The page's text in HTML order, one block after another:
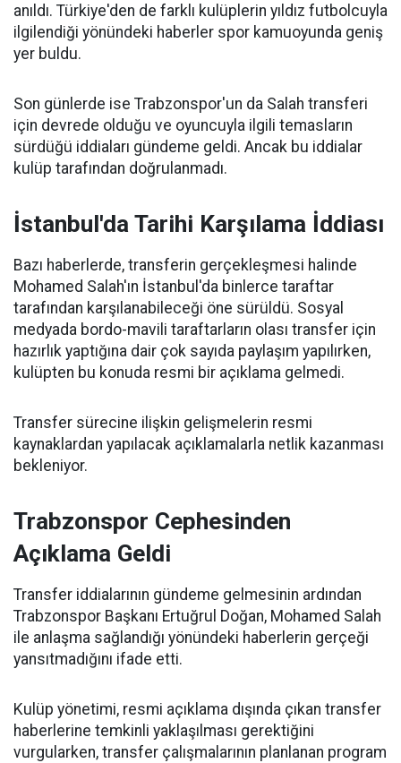
anıldı. Türkiye'den de farklı kulüplerin yıldız futbolcuyla
ilgilendiği yönündeki haberler spor kamuoyunda geniş
yer buldu.
Son günlerde ise Trabzonspor'un da Salah transferi
için devrede olduğu ve oyuncuyla ilgili temasların
sürdüğü iddiaları gündeme geldi. Ancak bu iddialar
kulüp tarafından doğrulanmadı.
İstanbul'da Tarihi Karşılama İddiası
Bazı haberlerde, transferin gerçekleşmesi halinde
Mohamed Salah'ın İstanbul'da binlerce taraftar
tarafından karşılanabileceği öne sürüldü. Sosyal
medyada bordo-mavili taraftarların olası transfer için
hazırlık yaptığına dair çok sayıda paylaşım yapılırken,
kulüpten bu konuda resmi bir açıklama gelmedi.
Transfer sürecine ilişkin gelişmelerin resmi
kaynaklardan yapılacak açıklamalarla netlik kazanması
bekleniyor.
Trabzonspor Cephesinden
Açıklama Geldi
Transfer iddialarının gündeme gelmesinin ardından
Trabzonspor Başkanı Ertuğrul Doğan, Mohamed Salah
ile anlaşma sağlandığı yönündeki haberlerin gerçeği
yansıtmadığını ifade etti.
Kulüp yönetimi, resmi açıklama dışında çıkan transfer
haberlerine temkinli yaklaşılması gerektiğini
vurgularken, transfer çalışmalarının planlanan program